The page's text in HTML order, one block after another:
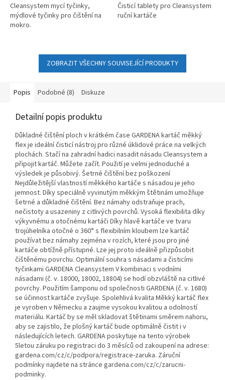
Cleansystem mycí tyčinky,
mýdlové tyčinky pro čištění na
mokro.
Čisticí tablety pro Cleansystem
ruční kartáče
ZOBRAZIT VŠECHNY SOUVISEJÍCÍ PRODUKTY
Popis Podobné (8) Diskuze
Detailní popis produktu
Důkladné čištění ploch v krátkém čase GARDENA kartáč měkký
flex je ideální čisticí nástroj pro různé úklidové práce na velkých
plochách. Stačí na zahradní hadici nasadit násadu Cleansystem a
připojit kartáč. Můžete začít. Použití je velmi jednoduché a
výsledek je působivý. Šetrné čištění bez poškození
Nejdůležitější vlastností měkkého kartáče s násadou je jeho
jemnost. Díky speciálně vyvinutým měkkým štětinám umožňuje
šetrné a důkladné čištění. Bez námahy odstraňuje prach,
nečistoty a usazeniny z citlivých povrchů. Vysoká flexibilita díky
výkyvnému a otočnému kartáči Díky hlavě kartáče ve tvaru
trojúhelníka otočné o 360° s flexibilním kloubem lze kartáč
používat bez námahy zejména v rozích, které jsou pro jiné
kartáče obtížně přístupné. Lze jej proto ideálně přizpůsobit
čištěnému povrchu. Optimální souhra s násadami a čisticími
tyčinkami GARDENA Cleansystem V kombinaci s vodními
násadami (č. v. 18000, 18002, 18804) se hodí obzvláště na citlivé
povrchy. Použitím šamponu od společnosti GARDENA (č. v. 1680)
se účinnost kartáče zvyšuje. Spolehlivá kvalita Měkký kartáč flex
je vyroben v Německu a zaujme vysokou kvalitou a odolností
materiálu. Kartáč by se měl skladovat štětinami směrem nahoru,
aby se zajistilo, že plošný kartáč bude optimálně čistit i v
následujících letech. GARDENA poskytuje na tento výrobek
5letou záruku po registraci do 3 měsíců od zakoupení na adrese:
gardena.com/cz/c/podpora/registrace-zaruka. Záruční
podmínky najdete na stránce gardena.com/cz/c/zarucni-
podminky.